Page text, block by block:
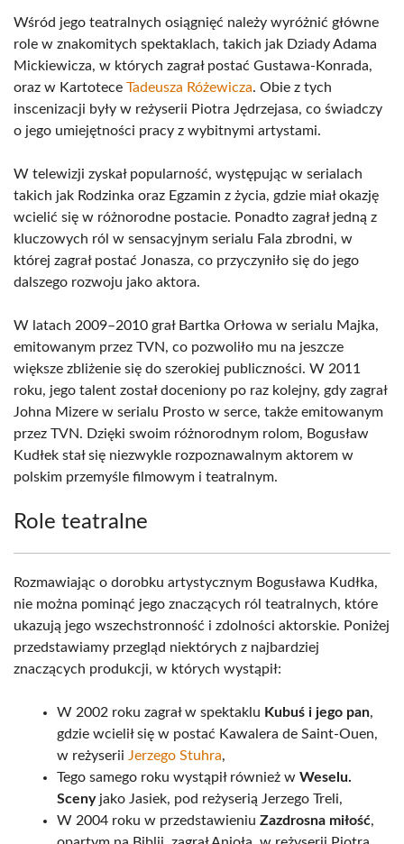
Wśród jego teatralnych osiągnięć należy wyróżnić główne
role w znakomitych spektaklach, takich jak Dziady Adama
Mickiewicza, w których zagrał postać Gustawa-Konrada,
oraz w Kartotece Tadeusza Różewicza. Obie z tych
inscenizacji były w reżyserii Piotra Jędrzejasa, co świadczy
o jego umiejętności pracy z wybitnymi artystami.
W telewizji zyskał popularność, występując w serialach
takich jak Rodzinka oraz Egzamin z życia, gdzie miał okazję
wcielić się w różnorodne postacie. Ponadto zagrał jedną z
kluczowych ról w sensacyjnym serialu Fala zbrodni, w
której zagrał postać Jonasza, co przyczyniło się do jego
dalszego rozwoju jako aktora.
W latach 2009–2010 grał Bartka Orłowa w serialu Majka,
emitowanym przez TVN, co pozwoliło mu na jeszcze
większe zbliżenie się do szerokiej publiczności. W 2011
roku, jego talent został doceniony po raz kolejny, gdy zagrał
Johna Mizere w serialu Prosto w serce, także emitowanym
przez TVN. Dzięki swoim różnorodnym rolom, Bogusław
Kudłek stał się niezwykle rozpoznawalnym aktorem w
polskim przemyśle filmowym i teatralnym.
Role teatralne
Rozmawiając o dorobku artystycznym Bogusława Kudłka,
nie można pominąć jego znaczących ról teatralnych, które
ukazują jego wszechstronność i zdolności aktorskie. Poniżej
przedstawiamy przegląd niektórych z najbardziej
znaczących produkcji, w których wystąpił:
W 2002 roku zagrał w spektaklu Kubuś i jego pan,
gdzie wcielił się w postać Kawalera de Saint-Ouen,
w reżyserii Jerzego Stuhra,
Tego samego roku wystąpił również w Weselu.
Scenyjako Jasiek, pod reżyserią Jerzego Treli,
W 2004 roku w przedstawieniu Zazdrosna miłość,